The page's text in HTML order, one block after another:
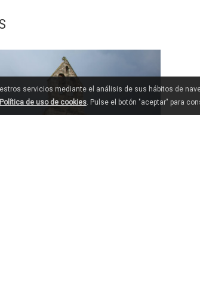
servicios mediante el análisis de sus hábitos de
Política de uso de cookies. Pulse el botón "aceptar" para